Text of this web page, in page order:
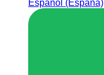
Español (España)